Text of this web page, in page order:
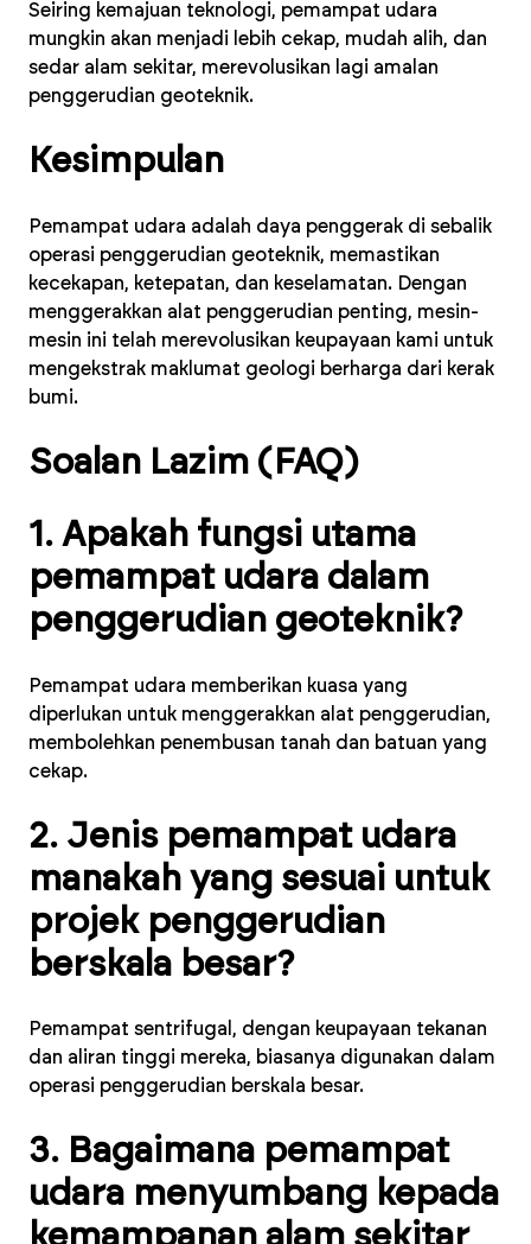
Seiring kemajuan teknologi, pemampat udara
mungkin akan menjadi lebih cekap, mudah alih, dan
sedar alam sekitar, merevolusikan lagi amalan
penggerudian geoteknik.
Kesimpulan
Pemampat udara adalah daya penggerak di sebalik
operasi penggerudian geoteknik, memastikan
kecekapan, ketepatan, dan keselamatan. Dengan
menggerakkan alat penggerudian penting, mesin-
mesin ini telah merevolusikan keupayaan kami untuk
mengekstrak maklumat geologi berharga dari kerak
bumi.
Soalan Lazim (FAQ)
1. Apakah fungsi utama
pemampat udara dalam
penggerudian geoteknik?
Pemampat udara memberikan kuasa yang
diperlukan untuk menggerakkan alat penggerudian,
membolehkan penembusan tanah dan batuan yang
cekap.
2. Jenis pemampat udara
manakah yang sesuai untuk
projek penggerudian
berskala besar?
Pemampat sentrifugal, dengan keupayaan tekanan
dan aliran tinggi mereka, biasanya digunakan dalam
operasi penggerudian berskala besar.
3. Bagaimana pemampat
udara menyumbang kepada